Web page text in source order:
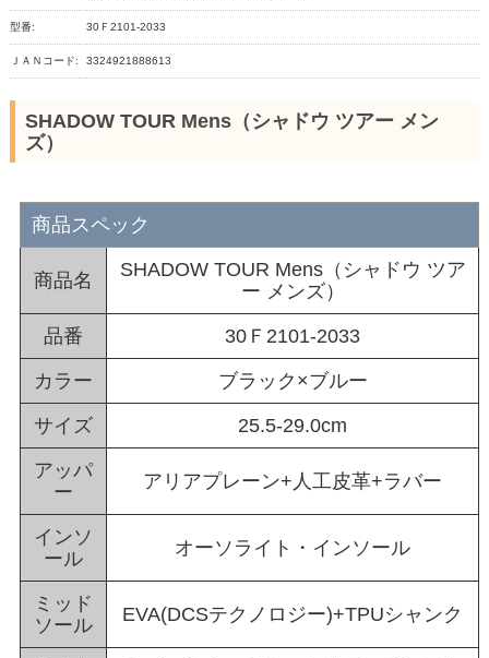
型番: 30Ｆ2101-2033
ＪＡＮコード: 3324921888613
SHADOW TOUR Mens（シャドウ ツアー メン
ズ）
商品スペック
商品名
SHADOW TOUR Mens（シャドウ ツア
ー メンズ）
品番 30Ｆ2101-2033
カラー ブラック×ブルー
サイズ 25.5-29.0cm
アッパ
ー
アリアプレーン+人工皮革+ラバー
インソ
ール
オーソライト・インソール
ミッド
ソール
EVA(DCSテクノロジー)+TPUシャンク